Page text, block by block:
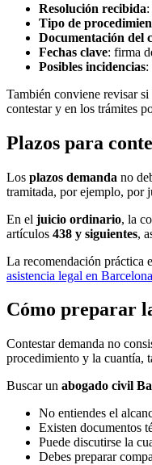
Resolución recibida
Tipo de
Documentación del
Fechas clave: firma
Posibles incidencias:
También conviene revisar
contestar y en los trámites
Plazos para
Los plazos demanda no
tramitada, por ejemplo, por
En el juicio ordinario, la
artículos 438 y siguientes,
La recomendación práctica
asistencia legal en Barcelona
Cómo preparar
Contestar demanda no
procedimiento y la cuantía,
Buscar un abogado civil
No entiendes el
Existen documentos
Puede discutirse la
Debes preparar